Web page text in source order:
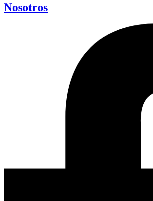
Nosotros